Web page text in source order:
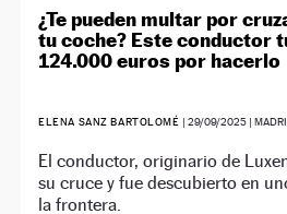
¿Te pueden multar por
tu coche? Este conductor
124.000 euros por hacerlo
ELENA SANZ BARTOLOMÉ | 29/09/2025|
El conductor, originario de
su cruce y fue descubierto en
la frontera.